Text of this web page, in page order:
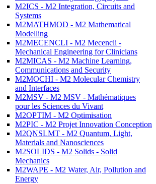
M2ICS - M2 Integration, Circuits and
Systems
M2MATHMOD - M2 Mathematical
Modelling
M2MECENCLI - M2 Mecencli -
Mechanical Engineering for Clinicians
M2MICAS - M2 Machine Learning,
Communications and Security
M2MOCHI - M2 Molecular Chemistry
and Interfaces
M2MSV - M2 MSV - Mathématiques
pour les Sciences du Vivant
M2OPTIM - M2 Optimisation
M2PIC - M2 Projet Innovation Conception
M2QNSLMT - M2 Quantum, Light,
Materials and Nanosciences
M2SOLIDS - M2 Solids - Solid
Mechanics
M2WAPE - M2 Water, Air, Pollution and
Energy